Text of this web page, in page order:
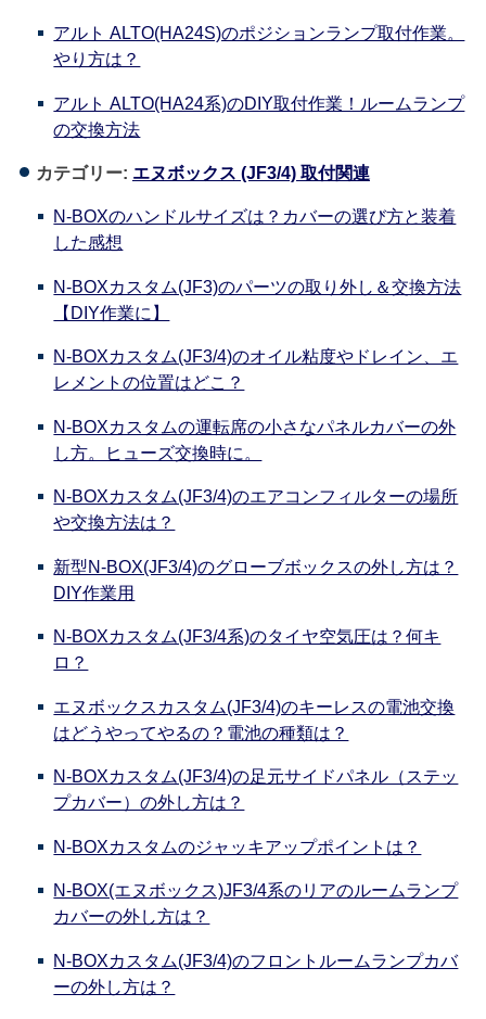
アルト ALTO(HA24S)のポジションランプ取付作業。
やり方は？
アルト ALTO(HA24系)のDIY取付作業！ルームランプ
の交換方法
カテゴリー: エヌボックス (JF3/4) 取付関連
N-BOXのハンドルサイズは？カバーの選び方と装着
した感想
N-BOXカスタム(JF3)のパーツの取り外し＆交換方法
【DIY作業に】
N-BOXカスタム(JF3/4)のオイル粘度やドレイン、エ
レメントの位置はどこ？
N-BOXカスタムの運転席の小さなパネルカバーの外
し方。ヒューズ交換時に。
N-BOXカスタム(JF3/4)のエアコンフィルターの場所
や交換方法は？
新型N-BOX(JF3/4)のグローブボックスの外し方は？
DIY作業用
N-BOXカスタム(JF3/4系)のタイヤ空気圧は？何キ
ロ？
エヌボックスカスタム(JF3/4)のキーレスの電池交換
はどうやってやるの？電池の種類は？
N-BOXカスタム(JF3/4)の足元サイドパネル（ステッ
プカバー）の外し方は？
N-BOXカスタムのジャッキアップポイントは？
N-BOX(エヌボックス)JF3/4系のリアのルームランプ
カバーの外し方は？
N-BOXカスタム(JF3/4)のフロントルームランプカバ
ーの外し方は？